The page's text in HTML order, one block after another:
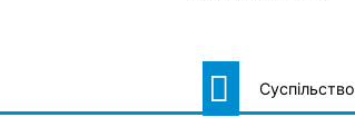
Суспільство